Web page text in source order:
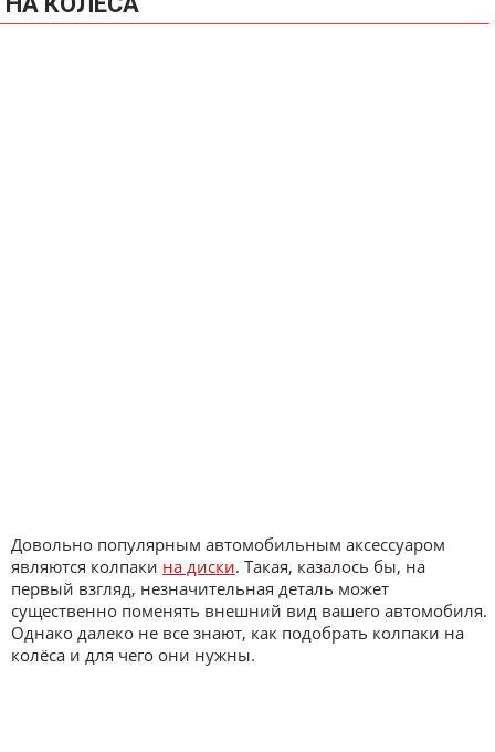
Довольно популярным автомобильным аксессуаром
являются колпаки на диски. Такая, казалось бы, на
первый взгляд, незначительная деталь может
существенно поменять внешний вид вашего автомобиля.
Однако далеко не все знают, как подобрать колпаки на
колёса и для чего они нужны.